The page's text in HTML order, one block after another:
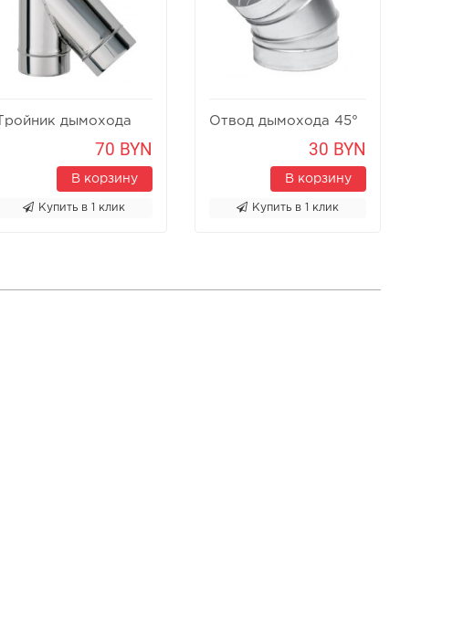
Тройник дымохода
70 BYN
В корзину
Купить в 1 клик
Отвод дымохода 45°
30 BYN
В корзину
Купить в 1 клик